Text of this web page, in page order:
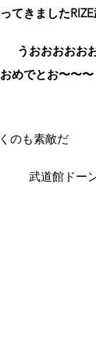
てきましたRIZE
うおおおおお
おめでとお〜〜〜
のも素敵だ
武道館ドー